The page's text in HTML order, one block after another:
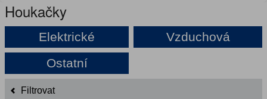
Houkačky
Elektrické
Vzduchová
Ostatní
Filtrovat